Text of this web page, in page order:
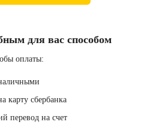
для вас способом
оплаты:
карту сбербанка
перевод на счет